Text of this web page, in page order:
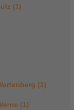
(1)
(1)
(1)